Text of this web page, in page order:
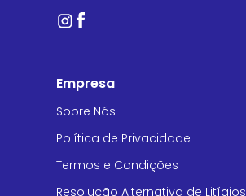
Empresa
Sobre Nós
Política de Privacidade
Termos e Condições
Resolução Alternativa de Litígios